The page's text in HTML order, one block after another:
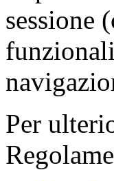
sessione
Per